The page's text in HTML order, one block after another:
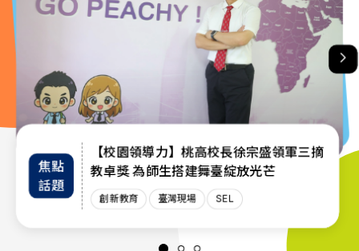
焦點
話題
【校園領導力】桃高校長徐宗盛領軍三摘
教卓獎 為師生搭建舞臺綻放光芒
創新教育 臺灣現場 SEL
教師
增能
教育部首辦「大專院校通識教育教師交流
工作坊」 共創AI與永續未來課堂
創新教育 臺灣現場 AI教育
趨勢
政策
退而不休，無私奉獻─教育部公布115年
教育奉獻獎獲獎名單
教師 教育奉獻獎 臺灣現場